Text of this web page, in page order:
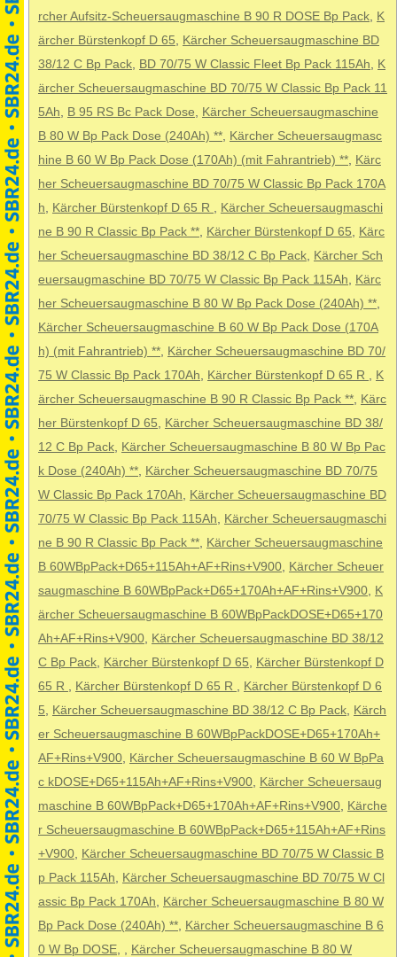
rcher Aufsitz-Scheuersaugmaschine B 90 R DOSE Bp Pack K
ärcher Bürstenkopf D 65
Kärcher Scheuersaugmaschine BD
38/12 C Bp Pack BD 70/75 W Classic Fleet Bp Pack 115Ah
K
ärcher Scheuersaugmaschine BD 70/75 W Classic Bp Pack 11
5Ah
B 95 RS Bc Pack Dose
Kärcher Scheuersaugmaschine
B 80 W Bp Pack Dose (240Ah) ** Kärcher Scheuersaugmasc
hine B 60 W Bp Pack Dose (170Ah) (mit Fahrantrieb) ** Kärc
her Scheuersaugmaschine BD 70/75 W Classic Bp Pack 170A
h
Kärcher Bürstenkopf D 65 R
Kärcher Scheuersaugmaschi
ne B 90 R Classic Bp Pack ** Kärcher Bürstenkopf D 65
Kärc
her Scheuersaugmaschine BD 38/12 C Bp Pack Kärcher Sch
euersaugmaschine BD 70/75 W Classic Bp Pack 115Ah
Kärc
her Scheuersaugmaschine B 80 W Bp Pack Dose (240Ah) **
Kärcher Scheuersaugmaschine B 60 W Bp Pack Dose (170A
h) (mit Fahrantrieb) ** Kärcher Scheuersaugmaschine BD 70/
75 W Classic Bp Pack 170Ah
Kärcher Bürstenkopf D 65 R
K
ärcher Scheuersaugmaschine B 90 R Classic Bp Pack ** Kärc
her Bürstenkopf D 65
Kärcher Scheuersaugmaschine BD 38/
12 C Bp Pack Kärcher Scheuersaugmaschine B 80 W Bp Pac
k Dose (240Ah) ** Kärcher Scheuersaugmaschine BD 70/75
W Classic Bp Pack 170Ah
Kärcher Scheuersaugmaschine BD
70/75 W Classic Bp Pack 115Ah
Kärcher Scheuersaugmaschi
ne B 90 R Classic Bp Pack ** Kärcher Scheuersaugmaschine
B 60WBpPack+D65+115Ah+AF+Rins+V900 Kärcher Scheuer
saugmaschine B 60WBpPack+D65+170Ah+AF+Rins+V900 K
ärcher Scheuersaugmaschine B 60WBpPackDOSE+D65+170
Ah+AF+Rins+V900 Kärcher Scheuersaugmaschine BD 38/12
C Bp Pack Kärcher Bürstenkopf D 65
Kärcher Bürstenkopf D
65 R
Kärcher Bürstenkopf D 65 R
Kärcher Bürstenkopf D 6
5
Kärcher Scheuersaugmaschine BD 38/12 C Bp Pack Kärch
er Scheuersaugmaschine B 60WBpPackDOSE+D65+170Ah+
AF+Rins+V900 Kärcher Scheuersaugmaschine B 60 W BpPa
c kDOSE+D65+115Ah+AF+Rins+V900 Kärcher Scheuersaug
maschine B 60WBpPack+D65+170Ah+AF+Rins+V900 Kärche
r Scheuersaugmaschine B 60WBpPack+D65+115Ah+AF+Rins
+V900 Kärcher Scheuersaugmaschine BD 70/75 W Classic B
p Pack 115Ah
Kärcher Scheuersaugmaschine BD 70/75 W Cl
assic Bp Pack 170Ah
Kärcher Scheuersaugmaschine B 80 W
Bp Pack Dose (240Ah) ** Kärcher Scheuersaugmaschine B 6
0 W Bp DOSE
Kärcher Scheuersaugmaschine B 80 W